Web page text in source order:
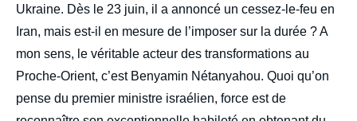
Ukraine. Dès le 23 juin, il a annoncé un cessez-le-feu en
Iran, mais est-il en mesure de l’imposer sur la durée ? A
mon sens, le véritable acteur des transformations au
Proche-Orient, c’est Benyamin Nétanyahou. Quoi qu’on
pense du premier ministre israélien, force est de